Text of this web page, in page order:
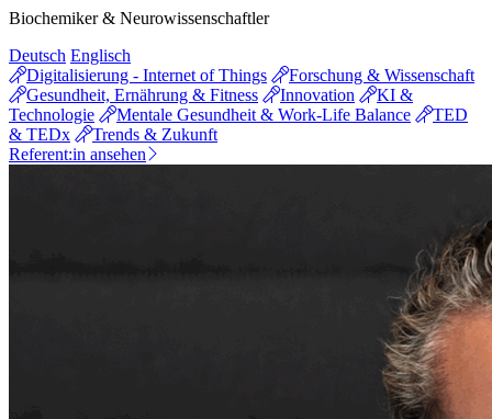
Biochemiker & Neurowissenschaftler
Deutsch Englisch
Digitalisierung - Internet of Things
Forschung & Wissenschaft
Gesundheit, Ernährung & Fitness
Innovation
KI &
Technologie
Mentale Gesundheit & Work-Life Balance
TED
& TEDx
Trends & Zukunft
Referent:in ansehen